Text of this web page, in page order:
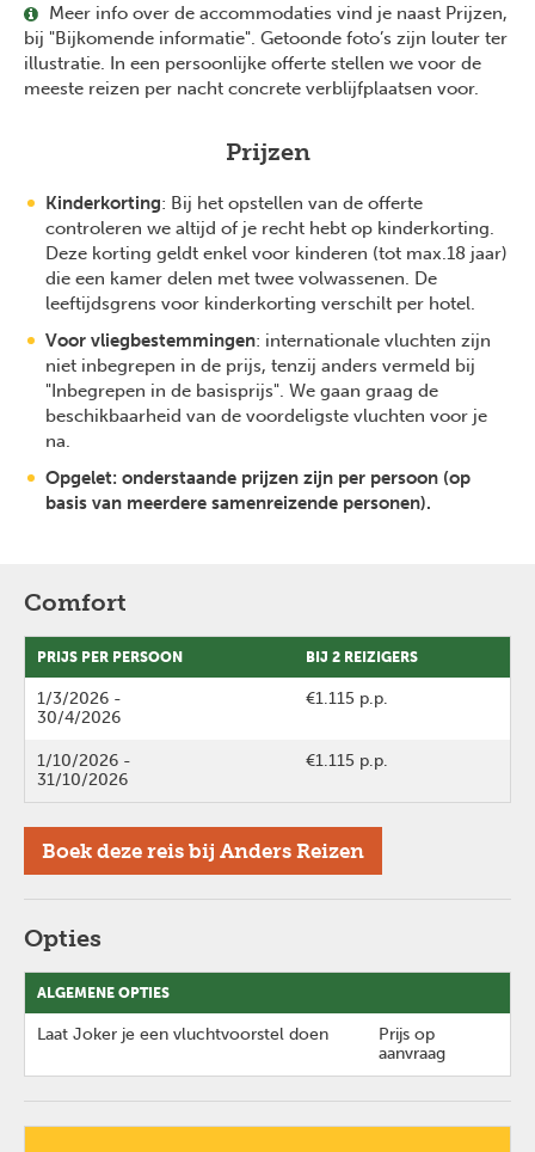
Meer info over de accommodaties vind je naast Prijzen,
bij "Bijkomende informatie". Getoonde foto’s zijn louter ter
illustratie. In een persoonlijke offerte stellen we voor de
meeste reizen per nacht concrete verblijfplaatsen voor.
Prijzen
Kinderkorting: Bij het opstellen van de offerte
controleren we altijd of je recht hebt op kinderkorting.
Deze korting geldt enkel voor kinderen (tot max.18 jaar)
die een kamer delen met twee volwassenen. De
leeftijdsgrens voor kinderkorting verschilt per hotel.
Voor vliegbestemmingen: internationale vluchten zijn
niet inbegrepen in de prijs, tenzij anders vermeld bij
"Inbegrepen in de basisprijs". We gaan graag de
beschikbaarheid van de voordeligste vluchten voor je
na.
Opgelet: onderstaande prijzen zijn per persoon (op
basis van meerdere samenreizende personen).
Comfort
PRIJS PER PERSOON BIJ 2 REIZIGERS
1/3/2026 -
30/4/2026
€1.115 p.p.
1/10/2026 -
31/10/2026
€1.115 p.p.
Boek deze reis bij Anders Reizen
Opties
ALGEMENE OPTIES
Laat Joker je een vluchtvoorstel doen
Prijs op
aanvraag